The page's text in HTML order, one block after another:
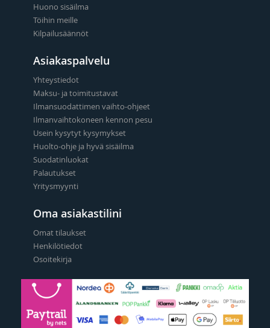
Huono sisäilma
Töihin meille
Kilpailusäännöt
Asiakaspalvelu
Yhteystiedot
Maksu- ja toimitustavat
Ilmansuodattimen vaihto-ohjeet
Ilmanvaihtokoneen kennon pesu
Usein kysytyt kysymykset
Huolto-ohje ja hyvä sisäilma
Suodatinluokat
Palautukset
Yritysmyynti
Oma asiakastilini
Omat tilaukset
Henkilötiedot
Osoitekirja